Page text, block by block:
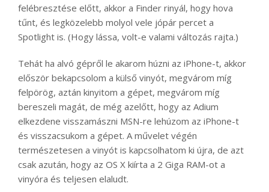
felébresztése előtt, akkor a Finder rinyál, hogy hova
tűnt, és legközelebb molyol vele jópár percet a
Spotlight is. (Hogy lássa, volt-e valami változás rajta.)
Tehát ha alvó gépről le akarom húzni az iPhone-t, akkor
először bekapcsolom a külső vinyót, megvárom míg
felpörög, aztán kinyitom a gépet, megvárom míg
bereszeli magát, de még azelőtt, hogy az Adium
elkezdene visszamászni MSN-re lehúzom az iPhone-t
és visszacsukom a gépet. A művelet végén
természetesen a vinyót is kapcsolhatom ki újra, de azt
csak azután, hogy az OS X kiírta a 2 Giga RAM-ot a
vinyóra és teljesen elaludt.